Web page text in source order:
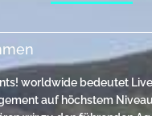
worldwide bedeutet
auf höchstem